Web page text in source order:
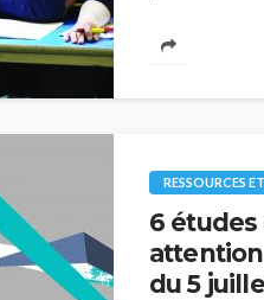
distinction
RESSOURCES
6
du 5